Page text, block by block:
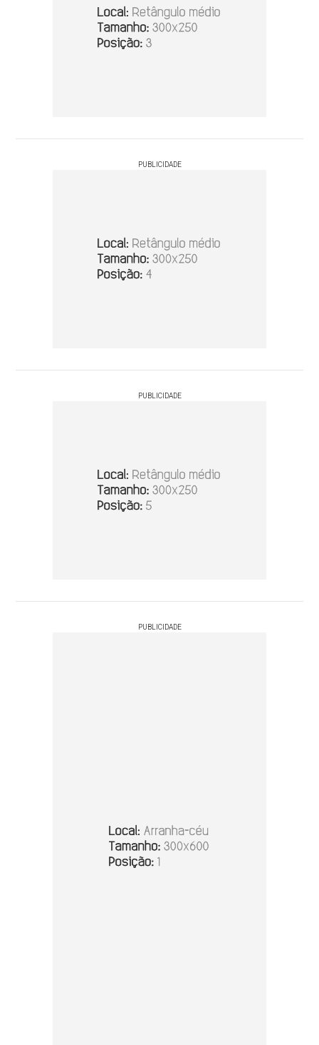
PUBLICIDADE
PUBLICIDADE
PUBLICIDADE